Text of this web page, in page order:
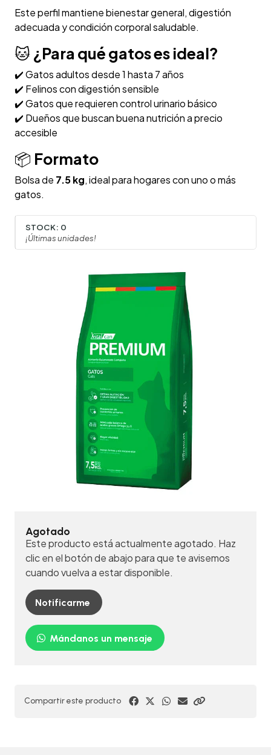
Este perfil mantiene bienestar general, digestión
adecuada y condición corporal saludable.
🐱¿Para qué gatos es ideal?
✔️ Gatos adultos desde 1 hasta 7 años
✔️ Felinos con digestión sensible
✔️ Gatos que requieren control urinario básico
✔️ Dueños que buscan buena nutrición a precio
accesible
📦 Formato
Bolsa de 7.5 kg, ideal para hogares con uno o más
gatos.
STOCK: 0
¡Últimas unidades!
Agotado
Este producto está actualmente agotado. Haz
clic en el botón de abajo para que te avisemos
cuando vuelva a estar disponible.
Notificarme
Mándanos un mensaje
Compartir este producto